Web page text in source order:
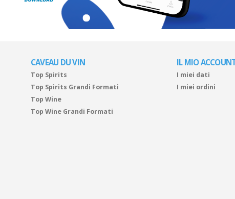
CAVEAU DU VIN
Top Spirits
Top Spirits Grandi Formati
Top Wine
Top Wine Grandi Formati
IL MIO
I miei dati
I miei ordini